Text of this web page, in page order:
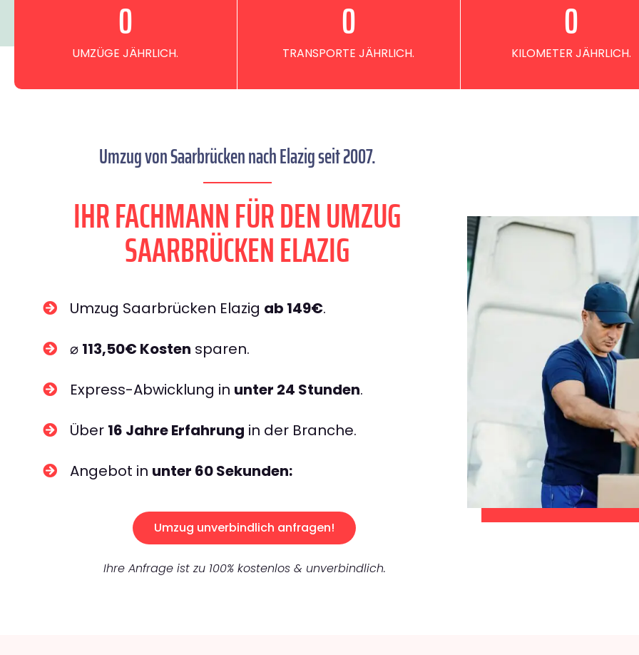
UMZÜGE JÄHRLICH.
0
TRANSPORTE JÄHRLICH.
0
KILOMETER JÄHRLICH.
0
Umzug von Saarbrücken nach Elazig seit 2007.
IHR FACHMANN FÜR DEN UMZUG
SAARBRÜCKEN ELAZIG
Umzug Saarbrücken Elazig ab 149€.
⌀ 113,50€ Kosten sparen.
Express-Abwicklung in unter 24 Stunden.
Über 16 Jahre Erfahrung in der Branche.
Angebot in unter 60 Sekunden:
Umzug unverbindlich anfragen!
Ihre Anfrage ist zu 100% kostenlos & unverbindlich.